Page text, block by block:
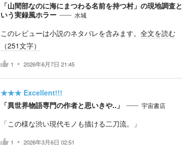
「山間部なのに海にまつわる名前を持つ村」の現地調査と
いう実録風ホラー
水城
このレビューは小説のネタバレを含みます。 全文を読む
（251文字）
1 2026年6月7日 21:45
★★★ Excellent!!!
「異世界物語専門の作者と思いきや..」
宇宙書店
「この様な渋い現代モノも描ける二刀流。」
1 2026年3月6日 02:51